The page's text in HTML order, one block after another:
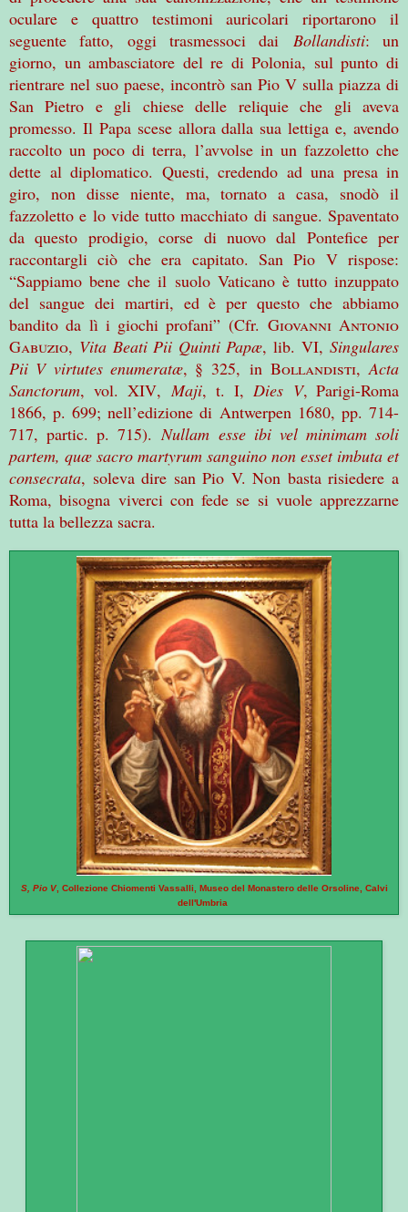
oculare e quattro testimoni auricolari riportarono il
seguente fatto, oggi trasmessoci dai Bollandisti: un
giorno, un ambasciatore del re di Polonia, sul punto di
rientrare nel suo paese, incontrò san Pio V sulla piazza di
San Pietro e gli chiese delle reliquie che gli aveva
promesso. Il Papa scese allora dalla sua lettiga e, avendo
raccolto un poco di terra, l’avvolse in un fazzoletto che
dette al diplomatico. Questi, credendo ad una presa in
giro, non disse niente, ma, tornato a casa, snodò il
fazzoletto e lo vide tutto macchiato di sangue. Spaventato
da questo prodigio, corse di nuovo dal Pontefice per
raccontargli ciò che era capitato. San Pio V rispose:
“Sappiamo bene che il suolo Vaticano è tutto inzuppato
del sangue dei martiri, ed è per questo che abbiamo
bandito da lì i giochi profani” (Cfr. Giovanni Antonio
Gabuzio, Vita Beati Pii Quinti Papæ,lib. VI, Singulares
Pii V virtutes enumeratæ, § 325, in Bollandisti,Acta
Sanctorum, vol. XIV,Maji, t. I, Dies V, Parigi-Roma
1866, p. 699; nell’edizione di Antwerpen 1680, pp. 714-
717, partic. p. 715).Nullam esse ibi vel minimam soli
partem, quæ sacro martyrum sanguino non esset imbuta et
consecrata, soleva dire san Pio V. Non basta risiedere a
Roma, bisogna viverci con fede se si vuole apprezzarne
tutta la bellezza sacra.
S, Pio V, Collezione Chiomenti Vassalli, Museo del Monastero delle Orsoline, Calvi
dell'Umbria